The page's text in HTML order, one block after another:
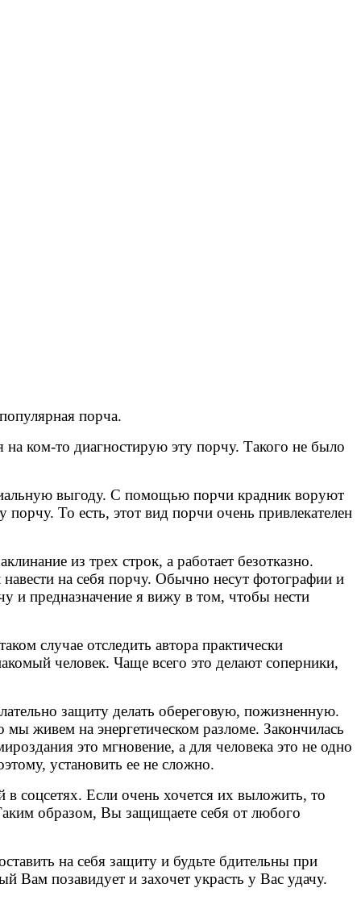
порча.
ком-то диагностирую эту порчу. Такого не было
выгоду. С помощью порчи крадник воруют
порчу. То есть, этот вид порчи очень привлекателен
из трех строк, а работает безотказно.
на себя порчу. Обычно несут фотографии и
и предназначение я вижу в том, чтобы нести
случае отследить автора практически
человек. Чаще всего это делают соперники,
защиту делать обереговую, пожизненную.
живем на энергетическом разломе. Закончилась
это мгновение, а для человека это не одно
установить ее не сложно.
соцсетях. Если очень хочется их выложить, то
образом, Вы защищаете себя от любого
на себя защиту и будьте бдительны при
Вам позавидует и захочет украсть у Вас удачу.